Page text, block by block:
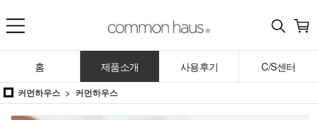
홈 제품소개 사용후기 C/S센터
커먼하우스 커먼하우스